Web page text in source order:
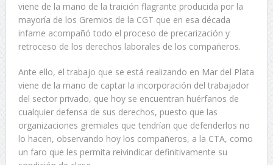
viene de la mano de la traición flagrante producida por la
mayoría de los Gremios de la CGT que en esa década
infame acompañó todo el proceso de precarización y
retroceso de los derechos laborales de los compañeros.
Ante ello, el trabajo que se está realizando en Mar del Plata
viene de la mano de captar la incorporación del trabajador
del sector privado, que hoy se encuentran huérfanos de
cualquier defensa de sus derechos, puesto que las
organizaciones gremiales que tendrían que defenderlos no
lo hacen, observando hoy los compañeros, a la CTA, como
un faro que les permita reivindicar definitivamente su